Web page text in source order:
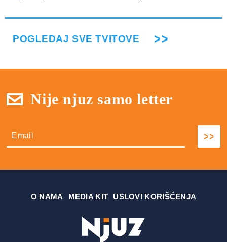
POGLEDAJ SVE TVITOVE
Nije njuz samo letter
О NAMA MEDIA KIT USLOVI KORIŠĆENJA